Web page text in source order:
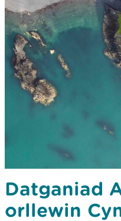
Datganiad
orllewin